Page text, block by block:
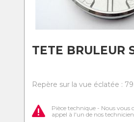
TETE BRULEUR
Repère sur la vue éclatée : 79
Pièce technique - Nous vous
appel à l'un de nos